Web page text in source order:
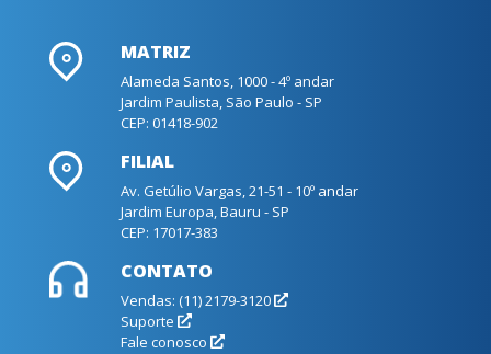
MATRIZ
Alameda Santos, 1000 - 4º andar
Jardim Paulista, São Paulo - SP
CEP: 01418-902
FILIAL
Av. Getúlio Vargas, 21-51 - 10º andar
Jardim Europa, Bauru - SP
CEP: 17017-383
CONTATO
Vendas: (11) 2179-3120
Suporte
Fale conosco